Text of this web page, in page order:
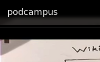
podcampus